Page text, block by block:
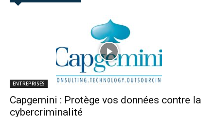
ENTREPRISES
Capgemini : Protège vos données contre la
cybercriminalité